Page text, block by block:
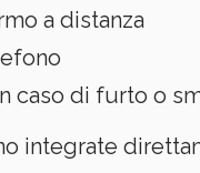
a distanza
caso di furto o
integrate